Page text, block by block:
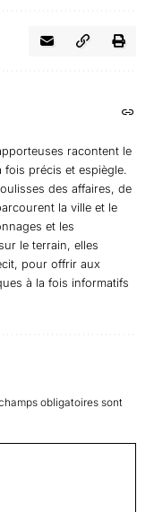
racontent le
fois précis et espiègle.
des affaires, de
la ville et le
et les
le terrain, elles
pour offrir aux
à la fois informatifs
obligatoires sont